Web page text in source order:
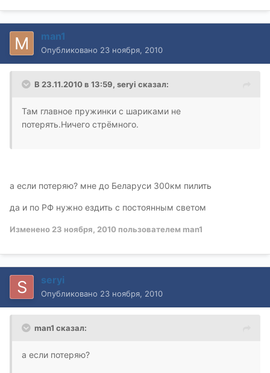
man1
Опубликовано 23 ноября, 2010
В 23.11.2010 в 13:59, seryi сказал:
Там главное пружинки с шариками не
потерять.Ничего стрёмного.
а если потеряю? мне до Беларуси 300км пилить
да и по РФ нужно ездить с постоянным светом
Изменено 23 ноября, 2010 пользователем man1
seryi
Опубликовано 23 ноября, 2010
man1 сказал:
а если потеряю?